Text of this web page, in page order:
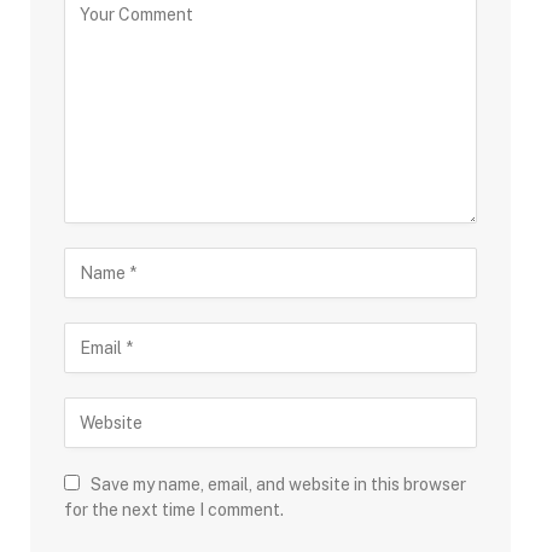
Save my name, email, and website in this browser
for the next time I comment.